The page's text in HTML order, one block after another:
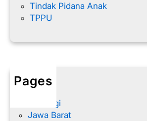
Tindak Pidana Anak
TPPU
Pages
Home
Hubungi
Jawa Barat